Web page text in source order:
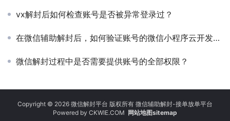
vx解封后如何检查账号是否被异常登录过？
在微信辅助解封后，如何验证账号的微信小程序云开发环境是否已完全恢复？
微信解封过程中是否需要提供账号的全部权限？
Copyright © 2026 微信解封平台 版权所有 微信辅助解封-接单放单平台
Powered by CKWIE.COM 网站地图sitemap